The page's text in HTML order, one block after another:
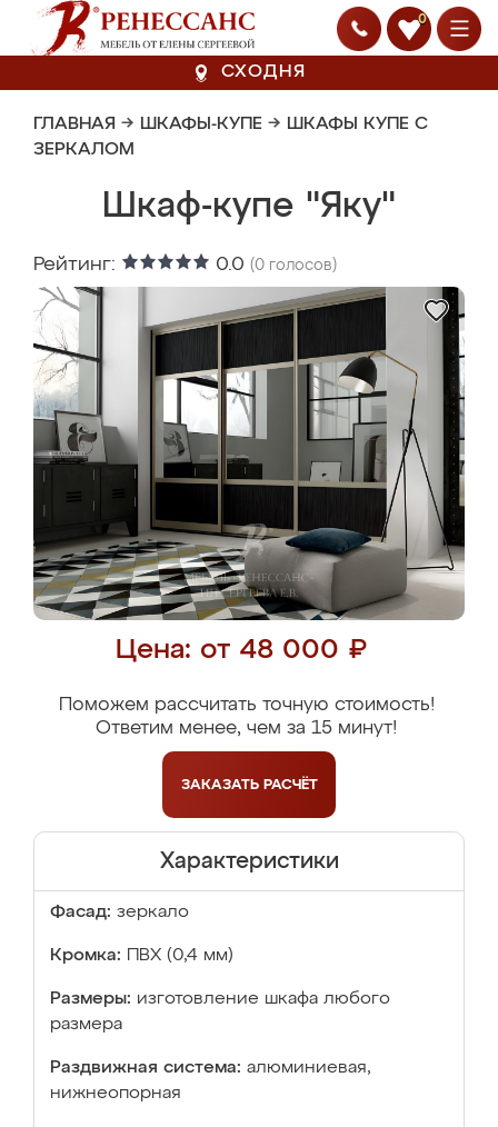
0
СХОДНЯ
ГЛАВНАЯ → ШКАФЫ-КУПЕ → ШКАФЫ КУПЕ С
ЗЕРКАЛОМ
Шкаф-купе "Яку"
Рейтинг: 0.0 (0 голосов)
Цена: от 48 000 ₽
Поможем рассчитать точную стоимость!
Ответим менее, чем за 15 минут!
ЗАКАЗАТЬ РАСЧЁТ
Характеристики
Фасад: зеркало
Кромка: ПВХ (0,4 мм)
Размеры: изготовление шкафа любого
размера
Раздвижная система: алюминиевая,
нижнеопорная